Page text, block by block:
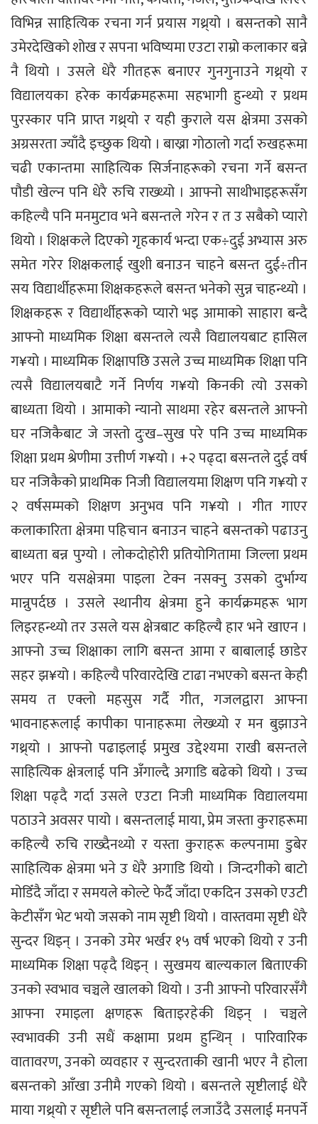
विभिन्न साहित्यिक रचना गर्न प्रयास गथ्र्यो । बसन्तको सानै
उमेरदेखिको शोख र सपना भविष्यमा एउटा राम्रो कलाकार बन्ने
नै थियो । उसले धेरै गीतहरू बनाएर गुनगुनाउने गथ्र्यो र
विद्यालयका हरेक कार्यक्रमहरूमा सहभागी हुन्थ्यो र प्रथम
पुरस्कार पनि प्राप्त गथ्र्यो र यही कुराले यस क्षेत्रमा उसको
अग्रसरता ज्याँदै इच्छुक थियो । बाख्रा गोठालो गर्दा रुखहरूमा
चढी एकान्तमा साहित्यिक सिर्जनाहरूको रचना गर्ने बसन्त
पौडी खेल्न पनि धेरै रुचि राख्थ्यो । आफ्नो साथीभाइहरूसँग
कहिल्यै पनि मनमुटाव भने बसन्तले गरेन र त उ सबैको प्यारो
थियो । शिक्षकले दिएको गृहकार्य भन्दा एक÷दुई अभ्यास अरु
समेत गरेर शिक्षकलाई खुशी बनाउन चाहने बसन्त दुई÷तीन
सय विद्यार्थीहरूमा शिक्षकहरूले बसन्त भनेको सुन्न चाहन्थ्यो ।
शिक्षकहरू र विद्यार्थीहरूको प्यारो भइ आमाको साहारा बन्दै
आफ्नो माध्यमिक शिक्षा बसन्तले त्यसै विद्यालयबाट हासिल
ग¥यो । माध्यमिक शिक्षापछि उसले उच्च माध्यमिक शिक्षा पनि
त्यसै विद्यालयबाटै गर्ने निर्णय ग¥यो किनकी त्यो उसको
बाध्यता थियो । आमाको न्यानो साथमा रहेर बसन्तले आफ्नो
घर नजिकैबाट जे जस्तो दुःख–सुख परे पनि उच्च माध्यमिक
शिक्षा प्रथम श्रेणीमा उत्तीर्ण ग¥यो । +२ पढ्दा बसन्तले दुई वर्ष
घर नजिकैको प्राथमिक निजी विद्यालयमा शिक्षण पनि ग¥यो र
२ वर्षसम्मको शिक्षण अनुभव पनि ग¥यो । गीत गाएर
कलाकारिता क्षेत्रमा पहिचान बनाउन चाहने बसन्तको पढाउनु
बाध्यता बन्न पुग्यो । लोकदोहोरी प्रतियोगितामा जिल्ला प्रथम
भएर पनि यसक्षेत्रमा पाइला टेक्न नसक्नु उसको दुर्भाग्य
मान्नुपर्दछ । उसले स्थानीय क्षेत्रमा हुने कार्यक्रमहरू भाग
लिइरहन्थ्यो तर उसले यस क्षेत्रबाट कहिल्यै हार भने खाएन ।
आफ्नो उच्च शिक्षाका लागि बसन्त आमा र बाबालाई छाडेर
सहर झ¥यो । कहिल्यै परिवारदेखि टाढा नभएको बसन्त केही
समय त एक्लो महसुस गर्दै गीत, गजलद्वारा आफ्ना
भावनाहरूलाई कापीका पानाहरूमा लेख्थ्यो र मन बुझाउने
गथ्र्यो । आफ्नो पढाइलाई प्रमुख उद्देश्यमा राखी बसन्तले
साहित्यिक क्षेत्रलाई पनि अँगाल्दै अगाडि बढेको थियो । उच्च
शिक्षा पढ्दै गर्दा उसले एउटा निजी माध्यमिक विद्यालयमा
पठाउने अवसर पायो । बसन्तलाई माया, प्रेम जस्ता कुराहरूमा
कहिल्यै रुचि राख्दैनथ्यो र यस्ता कुराहरू कल्पनामा डुबेर
साहित्यिक क्षेत्रमा भने उ धेरै अगाडि थियो । जिन्दगीको बाटो
मोडिँदै जाँदा र समयले कोल्टे फेर्दै जाँदा एकदिन उसको एउटी
केटीसँग भेट भयो जसको नाम सृष्टी थियो । वास्तवमा सृष्टी धेरै
सुन्दर थिइन् । उनको उमेर भर्खर १५ वर्ष भएको थियो र उनी
माध्यमिक शिक्षा पढ्दै थिइन् । सुखमय बाल्यकाल बिताएकी
उनको स्वभाव चञ्चले खालको थियो । उनी आफ्नो परिवारसँगै
आफ्ना रमाइला क्षणहरू बिताइरहेकी थिइन् । चञ्चले
स्वभावकी उनी सधैं कक्षामा प्रथम हुन्थिन् । पारिवारिक
वातावरण, उनको व्यवहार र सुन्दरताकी खानी भएर नै होला
बसन्तको आँखा उनीमै गएको थियो । बसन्तले सृष्टीलाई धेरै
माया गथ्र्यो र सृष्टीले पनि बसन्तलाई लजाउँदै उसलाई मनपर्ने